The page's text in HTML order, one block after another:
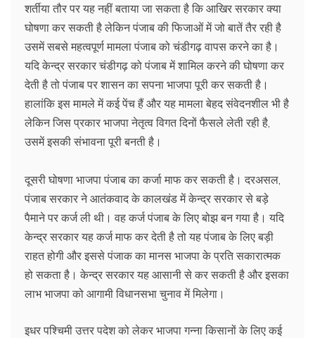
शर्तीया तौर पर यह नहीं बताया जा सकता है कि आखिर सरकार क्या
घोषणा कर सकती है लेकिन पंजाब की फिजाओं में जो बातें तैर रही है
उसमें सबसे महत्वपूर्ण मामला पंजाब को चंडीगढ़ वापस करने का है।
यदि केन्द्र सरकार चंडीगढ़ को पंजाब में शामिल करने की घोषणा कर
देती है तो पंजाब पर शासन का सपना भाजपा पूरी कर सकती है।
हालांकि इस मामले में कई पेंच हैं और यह मामला बेहद संवेदनशील भी है
लेकिन जिस प्रकार भाजपा नेतृत्व विगत दिनों फैसले लेती रही है,
उसमें इसकी संभावना पूरी बनती है।
दूसरी घोषणा भाजपा पंजाब का कर्जा माफ कर सकती है। दरअसल,
पंजाब सरकार ने आतंकवाद के कालखंड में केन्द्र सरकार से बड़े
पैमाने पर कर्ज ली थी। वह कर्ज पंजाब के लिए बोझ बन गया है। यदि
केन्द्र सरकार यह कर्ज माफ कर देती है तो यह पंजाब के लिए बड़ी
राहत होगी और इससे पंजाक का मानस भाजपा के प्रति सकारात्मक
हो सकता है। केन्द्र सरकार यह आसानी से कर सकती है और इसका
लाभ भाजपा को आगामी विधानसभा चुनाव में मिलेगा।
इधर पश्चिमी उत्तर पदेश को लेकर भाजपा गन्ना किसानों के लिए कई